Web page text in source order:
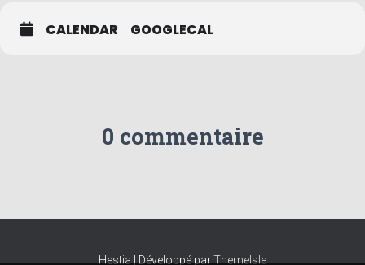
CALENDAR GOOGLECAL
0 commentaire
Hestia | Développé parThemeIsle